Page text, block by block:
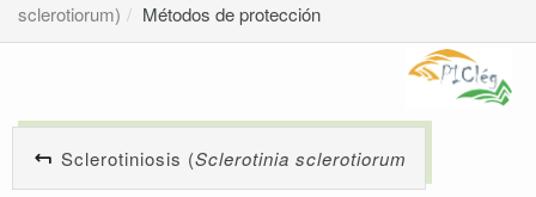
sclerotiorum)
Métodos de protección
Sclerotiniosis (Sclerotinia sclerotiorum